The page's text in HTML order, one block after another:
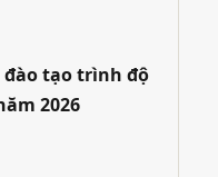
tạo trình độ
2026